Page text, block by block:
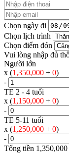
Chọn ngày đi
Chọn lịch trình
Chọn điểm đón
Vui lòng nhập đủ
Người lớn
x (1,350,000 + 0)
-
TE 2 - 4 tuổi
x (1,150,000 + 0)
-
TE 5-11 tuổi
x (1,250,000 + 0)
-
Tổng tiền 1,350,000